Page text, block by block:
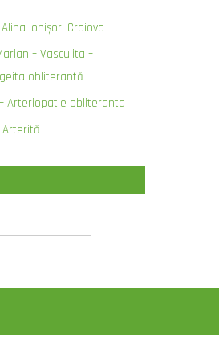
Ionișor, Craiova
– Vasculita –
obliterantă
Arteriopatie obliteranta
Arterită